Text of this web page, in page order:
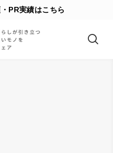
PR実績はこちら